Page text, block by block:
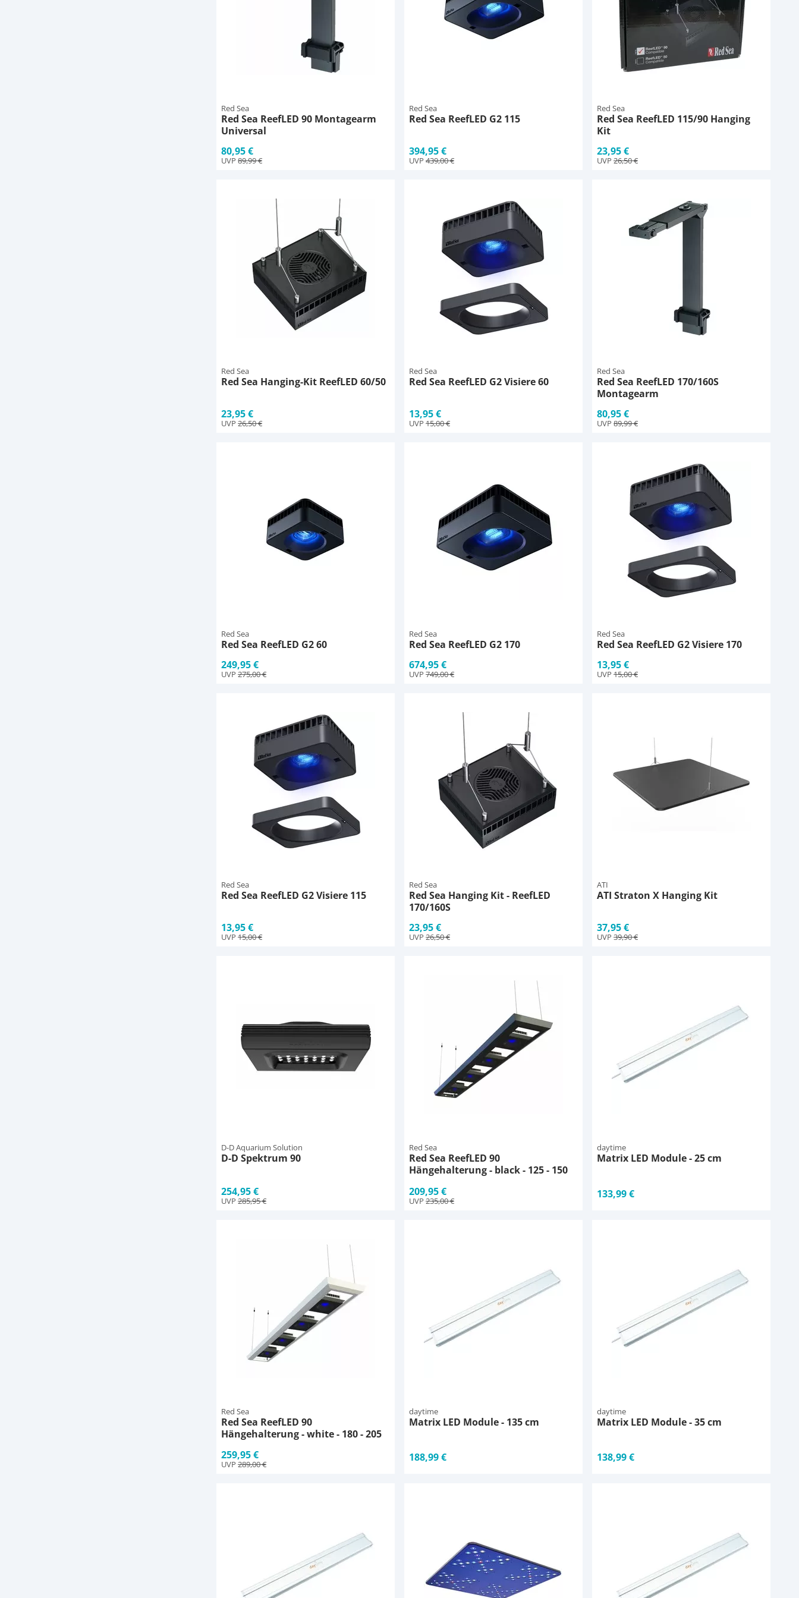
Red Sea
Red Sea ReefLED 90 Montagearm
Universal
80,95 €
UVP 89,99 €
Red Sea
Red Sea ReefLED G2 115
394,95 €
UVP 439,00 €
Red Sea
Red Sea ReefLED 115/90 Hanging
Kit
23,95 €
UVP 26,50 €
Red Sea
Red Sea Hanging-Kit ReefLED 60/50
23,95 €
UVP 26,50 €
Red Sea
Red Sea ReefLED G2 Visiere 60
13,95 €
UVP 15,00 €
Red Sea
Red Sea ReefLED 170/160S
Montagearm
80,95 €
UVP 89,99 €
Red Sea
Red Sea ReefLED G2 60
249,95 €
UVP 275,00 €
Red Sea
Red Sea ReefLED G2 170
674,95 €
UVP 749,00 €
Red Sea
Red Sea ReefLED G2 Visiere 170
13,95 €
UVP 15,00 €
Red Sea
Red Sea ReefLED G2 Visiere 115
13,95 €
UVP 15,00 €
Red Sea
Red Sea Hanging Kit - ReefLED
170/160S
23,95 €
UVP 26,50 €
ATI
ATI Straton X Hanging Kit
37,95 €
UVP 39,90 €
D-D Aquarium Solution
D-D Spektrum 90
254,95 €
UVP 285,95 €
Red Sea
Red Sea ReefLED 90
Hängehalterung - black - 125 - 150
209,95 €
UVP 235,00 €
daytime
Matrix LED Module - 25 cm
133,99 €
Red Sea
Red Sea ReefLED 90
Hängehalterung - white - 180 - 205
259,95 €
UVP 289,00 €
daytime
Matrix LED Module - 135 cm
188,99 €
daytime
Matrix LED Module - 35 cm
138,99 €